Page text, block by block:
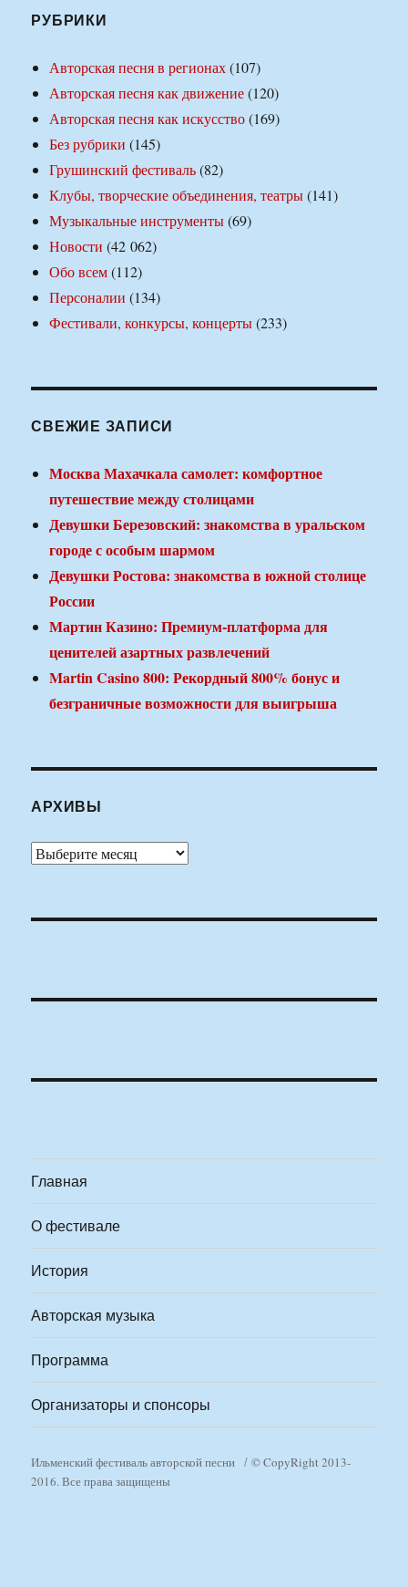
РУБРИКИ
Авторская песня в регионах(107)
Авторская песня как движение(120)
Авторская песня как искусство(169)
Без рубрики (145)
Грушинский фестиваль(82)
Клубы, творческие объединения, театры(141)
Музыкальные инструменты(69)
Новости (42 062)
Обо всем(112)
Персоналии (134)
Фестивали, конкурсы, концерты(233)
СВЕЖИЕ ЗАПИСИ
Москва Махачкала самолет: комфортное
путешествие между столицами
Девушки Березовский: знакомства в уральском
городе с особым шармом
Девушки Ростова: знакомства в южной столице
России
Мартин Казино: Премиум-платформа для
ценителей азартных развлечений
Martin Casino 800: Рекордный 800% бонус и
безграничные возможности для выигрыша
АРХИВЫ
Архивы
Главная
О фестивале
История
Авторская музыка
Программа
Организаторы и спонсоры
Ильменский фестиваль авторской песни
© CopyRight 2013-
2016. Все права защищены